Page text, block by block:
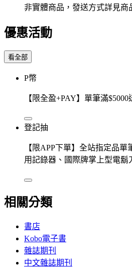
非實體商品，發送方式詳見商
優惠活動
看全部
P幣
【限全盈+PAY】單筆滿$5000
登記抽
【限APP下單】全站指定品單
用記錄器、國際牌掌上型電鬍
相關分類
書店
Kobo電子書
雜誌期刊
中文雜誌期刊